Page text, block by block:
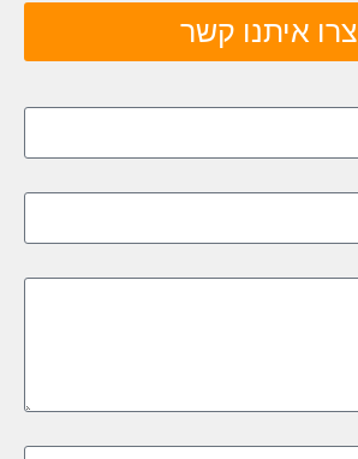
צרו איתנו קשר